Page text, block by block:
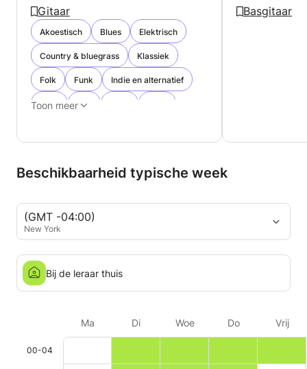
Gitaar
Akoestisch Blues Elektrisch
Country & bluegrass Klassiek
Folk Funk Indie en alternatief
Jazz Pop
Toon meer
Basgitaar
Beschikbaarheid typische week
(GMT -04:00)
New York
Bij de leraar thuis
Ma Di Woe Do Vrij
00-04